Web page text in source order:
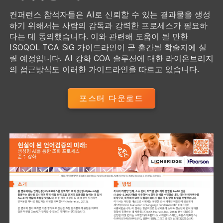
컨퍼런스 참석자들은 AI로 신뢰할 수 있는 결과물을 생성
하기 위해서는 사람의 감독과 강력한 프로세스가 필요하
다는 데 동의했습니다. 이와 관련해 도움이 될 만한
ISOQOL TCA SiG 가이드라인이 곧 출간될 학술지에 실
릴 예정입니다. AI 강화 COA 솔루션에 대한 라이온브리지
의 접근방식도 이러한 가이드라인을 따르고 있습니다.
포스터 다운로드